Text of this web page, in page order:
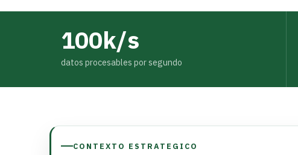
100k/s
datos procesables por segundo
CONTEXTO ESTRATEGICO